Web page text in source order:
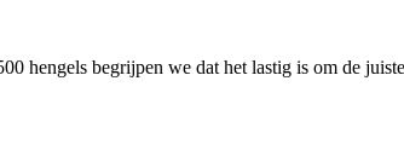
hengels begrijpen we dat het lastig is om de